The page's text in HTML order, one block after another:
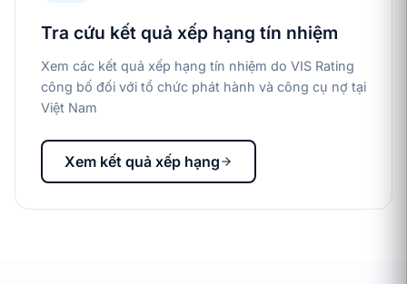
Tra cứu kết quả xếp hạng tín nhiệm
Xem các kết quả xếp hạng tín nhiệm do VIS Rating
công bố đối với tổ chức phát hành và công cụ nợ tại
Việt Nam
Xem kết quả xếp hạng